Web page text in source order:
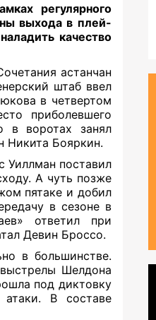
регулярного
выхода в плей-
качество
астанчан
штаб ввел
в четвертом
приболевшего
в воротах занял
Никита Бояркин.
Уиллман поставил
А чуть позже
пятаке и добил
в сезоне в
ответил при
Девин Броссо.
в большинстве.
Шелдона
под диктовку
атаки. В составе